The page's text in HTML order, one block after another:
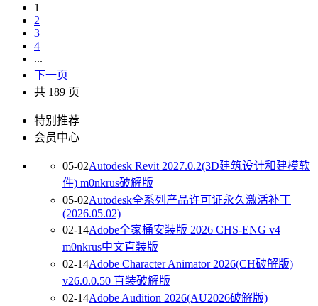
1
2
3
4
...
下一页
共 189 页
特别推荐
会员中心
05-02Autodesk Revit 2027.0.2(3D建筑设计和建模软
件) m0nkrus破解版
05-02Autodesk全系列产品许可证永久激活补丁
(2026.05.02)
02-14Adobe全家桶安装版 2026 CHS-ENG v4
m0nkrus中文直装版
02-14Adobe Character Animator 2026(CH破解版)
v26.0.0.50 直装破解版
02-14Adobe Audition 2026(AU2026破解版)